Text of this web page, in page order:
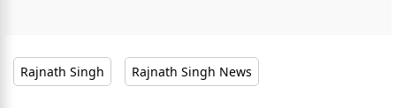
Rajnath Singh Rajnath Singh News